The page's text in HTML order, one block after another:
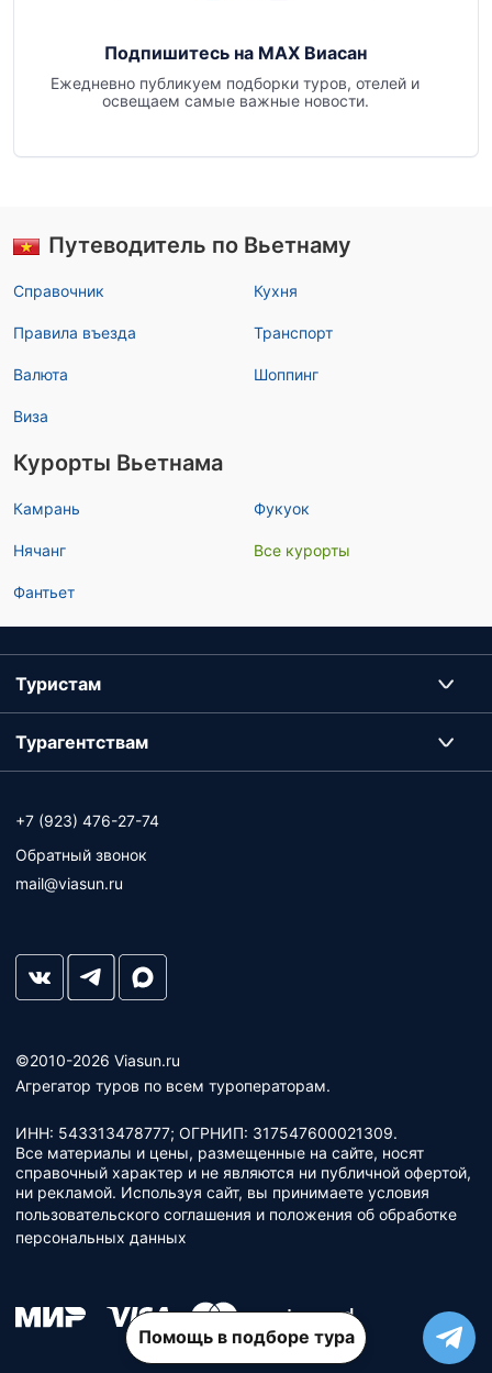
Подпишитесь на MAX Виасан
Ежедневно публикуем подборки туров, отелей и
освещаем самые важные новости.
Путеводитель по Вьетнаму
Справочник
Правила въезда
Валюта
Виза
Кухня
Транспорт
Шоппинг
Курорты Вьетнама
Камрань
Нячанг
Фантьет
Фукуок
Все курорты
©2010-2026 Viasun.ru
Агрегатор туров по всем туроператорам.
ИНН: 543313478777; ОГРНИП: 317547600021309.
Все материалы и цены, размещенные на сайте, носят
справочный характер и не являются ни публичной офертой,
ни рекламой. Используя сайт, вы принимаете условия
пользовательского соглашения и положения об обработке
персональных данных
Туристам
Турагентствам
+7 (923) 476-27-74
Обратный звонок
mail@viasun.ru
Помощь в подборе тура